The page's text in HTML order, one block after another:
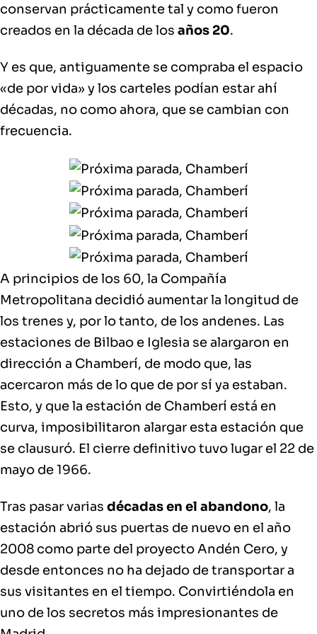
conservan prácticamente tal y como fueron
creados en la década de los años 20.
Y es que, antiguamente se compraba el espacio
«de por vida» y los carteles podían estar ahí
décadas, no como ahora, que se cambian con
frecuencia.
A principios de los 60, la Compañía
Metropolitana decidióaumentar la longitud de
los trenes y, por lo tanto, de los andenes. Las
estaciones de Bilbao e Iglesia se alargaron en
dirección a Chamberí, de modo que, las
acercaron más de lo que de por sí ya estaban.
Esto, y que la estación de Chamberí está en
curva, imposibilitaron alargar esta estación que
se clausuró. El cierre definitivo tuvo lugar el 22 de
mayo de 1966.
Tras pasar varias décadas en el abandono, la
estación abrió sus puertas de nuevo en el año
2008 como parte del proyecto Andén Cero, y
desde entonces no ha dejado de transportar a
sus visitantes en el tiempo. Convirtiéndola en
uno de los secretos más impresionantes de